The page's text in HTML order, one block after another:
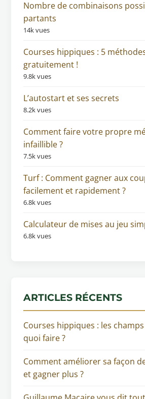
Nombre de combinaisons
partants
14k vues
Courses hippiques : 5
gratuitement !
9.8k vues
L’autostart et ses secrets
8.2k vues
Comment faire votre propre
infaillible ?
7.5k vues
Turf : Comment gagner aux
facilement et rapidement ?
6.8k vues
Calculateur de mises au jeu
6.8k vues
ARTICLES RÉCENTS
Courses hippiques : les
quoi faire ?
Comment améliorer sa façon
et gagner plus ?